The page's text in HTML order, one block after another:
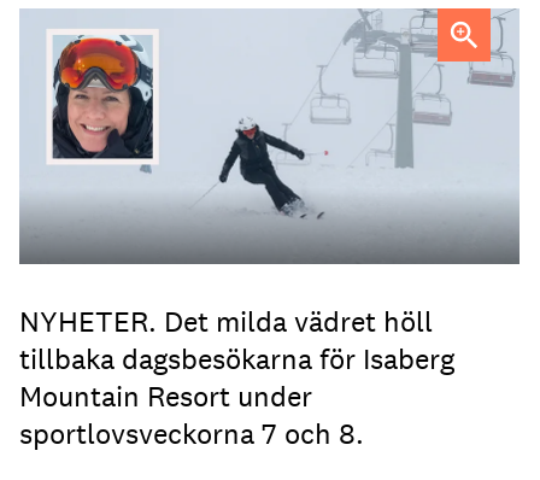
Under sportlovsveckorna 7 och 8 hade Isaberg
7000 färre dagsgäster än i fjol.
Foto: Isaberg Mountain
Resort
NYHETER. Det milda vädret höll
tillbaka dagsbesökarna för Isaberg
Mountain Resort under
sportlovsveckorna 7 och 8.